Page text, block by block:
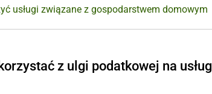
usługi związane z gospodarstwem domowym
z ulgi podatkowej na